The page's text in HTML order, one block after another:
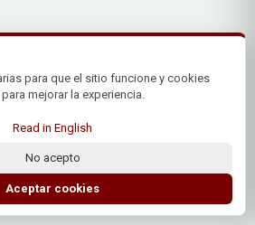
para que el sitio funcione y cookies
mejorar la experiencia.
Read in English
No acepto
Aceptar cookies